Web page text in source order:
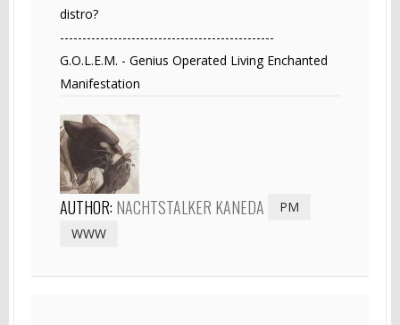
distro?
------------------------------------------------
G.O.L.E.M. - Genius Operated Living Enchanted
Manifestation
AUTHOR: NACHTSTALKER KANEDA
PM
WWW